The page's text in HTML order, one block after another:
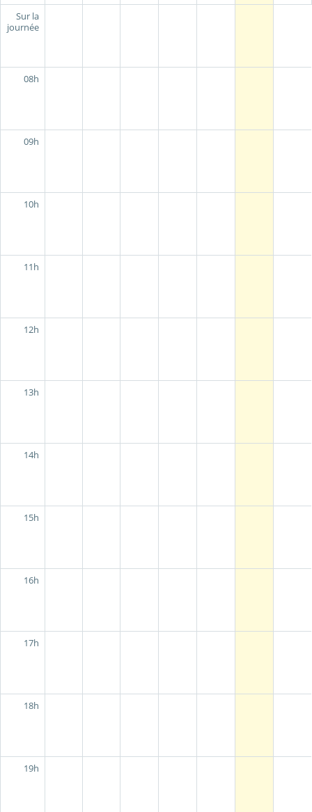
Sur la
journée
08h
09h
10h
11h
12h
13h
14h
15h
16h
17h
18h
19h